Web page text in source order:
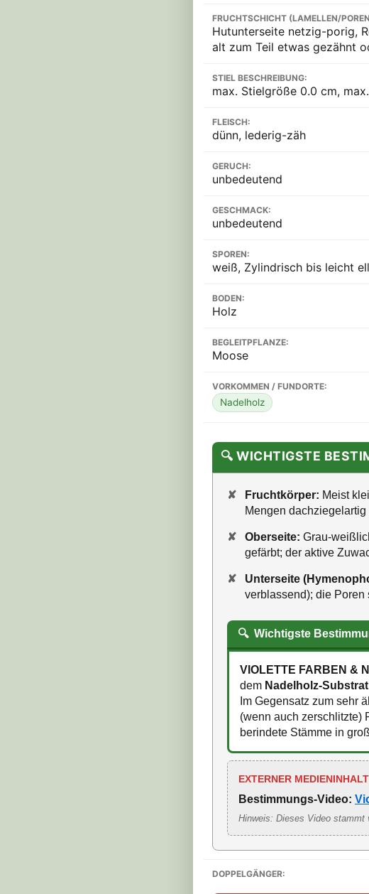
FRUCHTSCHICHT (LAMELLEN/
Hutunterseite netzig-porig,
alt zum Teil etwas gezähnt
STIEL BESCHREIBUNG:
max. Stielgröße 0.0 cm,
FLEISCH:
dünn, lederig-zäh
GERUCH:
unbedeutend
GESCHMACK:
unbedeutend
SPOREN:
weiß, Zylindrisch bis leicht
BODEN:
Holz
BEGLEITPFLANZE:
Moose
VORKOMMEN / FUNDORTE:
Nadelholz
🔍 WICHTIGSTE
✘ Fruchtkörper: Meist
Mengen
✘ Oberseite: Grau-
gefärbt; der aktive
✘ Unterseite
verblassend); die
🔍 Wichtigste
VIOLETTE FARBEN &
dem Nadelholz-Substrat
Im Gegensatz zum sehr
(wenn auch zerschlitzte)
berindete Stämme in
EXTERNER MEDIENINHALT
Bestimmungs-Video:
Hinweis: Dieses Video stammt
DOPPELGÄNGER: